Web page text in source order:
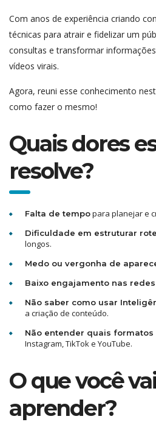
Com anos de experiência criando
técnicas para atrair e fidelizar um
consultas e transformar
vídeos virais.
Agora, reuni esse conhecimento
como fazer o mesmo!
Quais dores
resolve?
Falta de tempopara planejar e
Dificuldade em estruturar
longos.
Medo ou vergonha de
Baixo engajamento nas
Não saber como usar
a criação de conteúdo.
Não entender quais
Instagram, TikTok e YouTube.
O que você
aprender?